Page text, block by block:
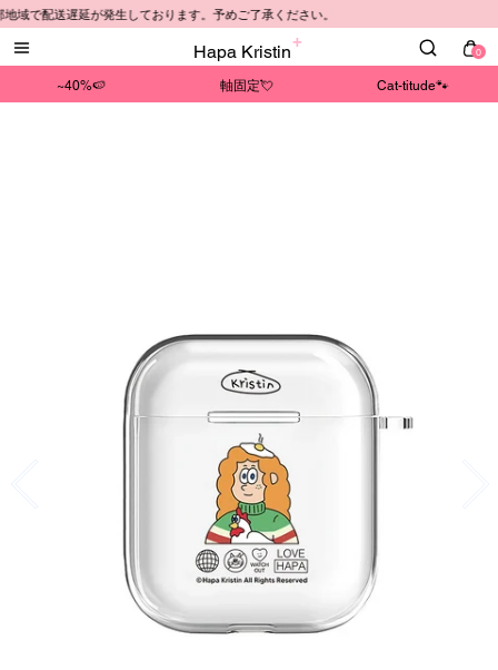
Hapa Kristin 0
~40%🍉 軸固定💘 Cat-titude🐾
域で配送遅延が発生しております。予めご了承ください。